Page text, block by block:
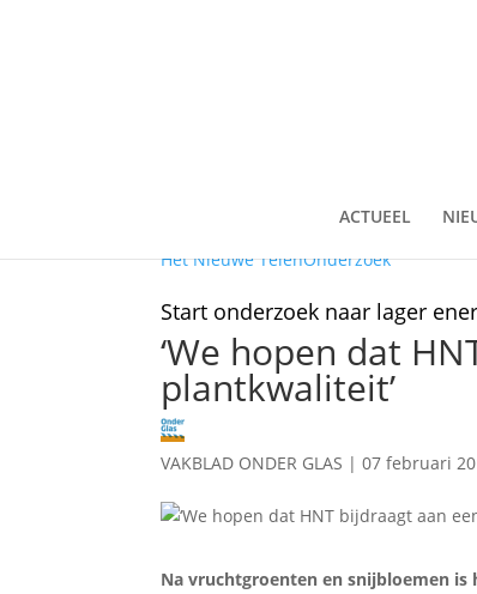
ACTUEEL
Het Nieuwe TelenOnderzoek
Start onderzoek naar lager
‘We hopen dat
plantkwaliteit’
VAKBLAD ONDER GLAS |07 februari
Na vruchtgroenten en snijbloemen